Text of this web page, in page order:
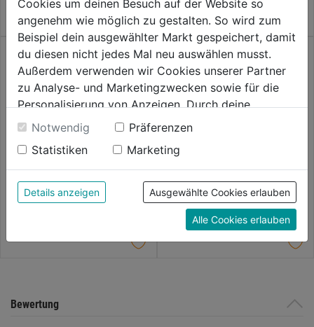
Sternen.
Sternen.
Bohrschrauben DIN7504 M-H
Linsenkopf
0.0 (0)
0.0
von
3,79€
Bohrschraube TX verzinkt mit
0.0 (0)
0.0
von
Sternen.
5,29€
Bewertung
Cookies um deinen Besuch auf der Website so
angenehm wie möglich zu gestalten. So wird zum
Beispiel dein ausgewählter Markt gespeichert, damit
du diesen nicht jedes Mal neu auswählen musst.
Außerdem verwenden wir Cookies unserer Partner
zu Analyse- und Marketingzwecken sowie für die
Personalisierung von Anzeigen. Durch deine
Einwilligung werden die Daten von Drittanbieter,
unter anderem auch in den USA, verarbeitet.
Durch Klick auf "Alle Cookies erlauben" stimmst du
der Verwendung aller Cookies zu. Unter "Details
anzeigen" findest du alle Infos zu den
unterschiedlichen Cookies, unter "Cookies
Konfigurieren" kannst du auswählen, welche Cookies
du zulassen möchtest und welche nicht.
Notwendig
Präferenzen
Statistiken
Marketing
Details anzeigen Ausgewählte Cookies erlauben
Alle Cookies erlauben